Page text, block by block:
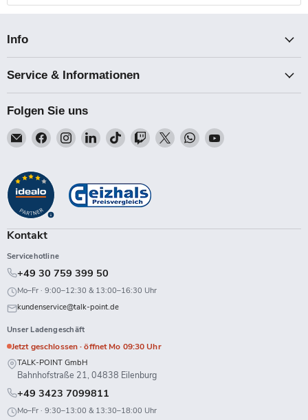
Info
Service & Informationen
Folgen Sie uns
Email
Talk-
Finden
Sie
auf
Facebook
Finden
Sie
auf
Instagram
Finden
Sie
auf
LinkedIn
Finden
Sie
auf
TikTok
Finden
Sie
Twitch
Finden
Sie
Finden
Sie
Finden
Kontakt
Servicehotline
+49 30 759 399 50
Mo–Fr · 9:00–12:30 & 13:00–16:30 Uhr
kundenservice@talk-point.de
Unser Ladengeschäft
Jetzt geschlossen · öffnet Mo 09:30 Uhr
TALK-POINT GmbH
Bahnhofstraße 21, 04838 Eilenburg
+49 3423 7099811
Mo–Fr · 9:30–13:00 & 13:30–18:00 Uhr